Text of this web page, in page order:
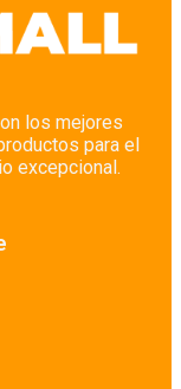
los mejores
para el
excepcional.